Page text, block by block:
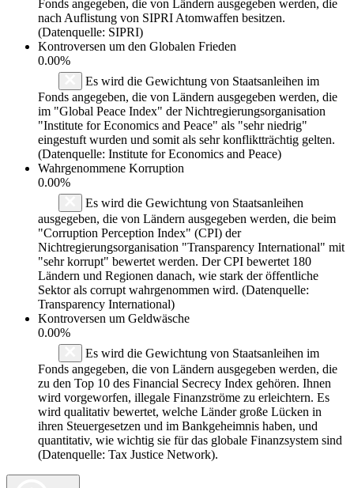
Fonds angegeben, die von Ländern ausgegeben werden, die
nach Auflistung von SIPRI Atomwaffen besitzen.
(Datenquelle: SIPRI)
Kontroversen um den Globalen Frieden
0.00%
Es wird die Gewichtung von Staatsanleihen im
Fonds angegeben, die von Ländern ausgegeben werden, die
im "Global Peace Index" der Nichtregierungsorganisation
"Institute for Economics and Peace" als "sehr niedrig"
eingestuft wurden und somit als sehr konfliktträchtig gelten.
(Datenquelle: Institute for Economics and Peace)
Wahrgenommene Korruption
0.00%
Es wird die Gewichtung von Staatsanleihen
ausgegeben, die von Ländern ausgegeben werden, die beim
"Corruption Perception Index" (CPI) der
Nichtregierungsorganisation "Transparency International" mit
"sehr korrupt" bewertet werden. Der CPI bewertet 180
Ländern und Regionen danach, wie stark der öffentliche
Sektor als corrupt wahrgenommen wird. (Datenquelle:
Transparency International)
Kontroversen um Geldwäsche
0.00%
Es wird die Gewichtung von Staatsanleihen im
Fonds angegeben, die von Ländern ausgegeben werden, die
zu den Top 10 des Financial Secrecy Index gehören. Ihnen
wird vorgeworfen, illegale Finanzströme zu erleichtern. Es
wird qualitativ bewertet, welche Länder große Lücken in
ihren Steuergesetzen und im Bankgeheimnis haben, und
quantitativ, wie wichtig sie für das globale Finanzsystem sind
(Datenquelle: Tax Justice Network).